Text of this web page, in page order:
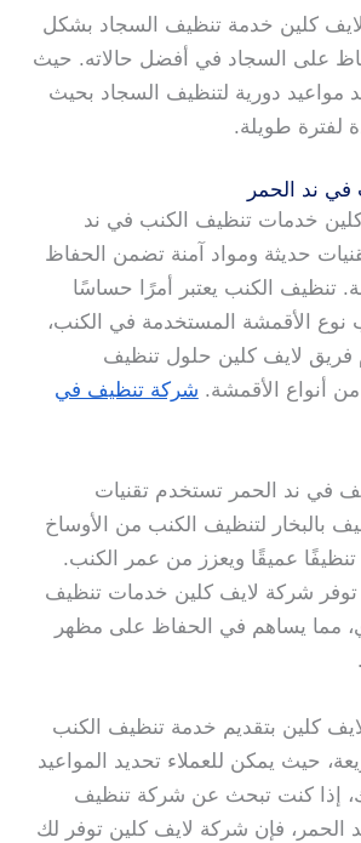
لايف كلين خدمة تنظيف السجاد بشكل
على السجاد في أفضل حالاته. حيث
مواعيد دورية لتنظيف السجاد بحيث
لفترة طويلة.
ند الحمر
خدمات تنظيف الكنب في ند
حديثة ومواد آمنة تضمن الحفاظ
تنظيف الكنب يعتبر أمرًا حساسًا
الأقمشة المستخدمة في الكنب،
فريق لايف كلين حلول تنظيف
أنواع الأقمشة. شركة تنظيف في
في ند الحمر تستخدم تقنيات
بالبخار لتنظيف الكنب من الأوساخ
عميقًا ويعزز من عمر الكنب.
توفر شركة لايف كلين خدمات تنظيف
مما يساهم في الحفاظ على مظهر
كلين بتقديم خدمة تنظيف الكنب
حيث يمكن للعملاء تحديد المواعيد
إذا كنت تبحث عن شركة تنظيف
الحمر، فإن شركة لايف كلين توفر لك